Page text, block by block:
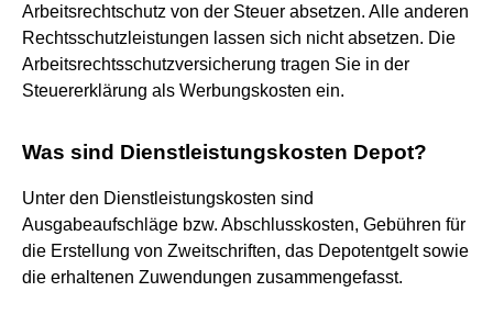
Arbeitsrechtschutz von der Steuer absetzen. Alle anderen
Rechtsschutzleistungen lassen sich nicht absetzen. Die
Arbeitsrechtsschutzversicherung tragen Sie in der
Steuererklärung als Werbungskosten ein.
Was sind Dienstleistungskosten Depot?
Unter den Dienstleistungskosten sind
Ausgabeaufschläge bzw. Abschlusskosten, Gebühren für
die Erstellung von Zweitschriften, das Depotentgelt sowie
die erhaltenen Zuwendungen zusammengefasst.